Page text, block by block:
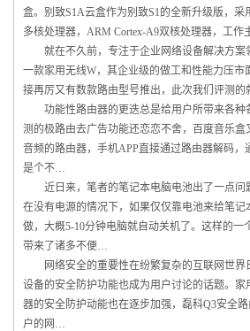
盒。别致S1A云盒作为别致S1的全新升级版，
多核处理器，ARM Cortex-A9双核处理器，工作
就在不久前，专注于企业网络设备解决方案
一款家用无线W，其企业级的做工和性能力压市
接再厉又有数款路由型号推出，此次我们评测
功能性路由器的更迭总是给用户所带来各种
测的极路由去广告功能还恋恋不舍，百度音乐
音频的路由器，手机APP直接通过路由器解码，
是个不…
近日来，笔者的笔记本电脑电池出了一点问
在没有电源的情况下，如果仅仅靠电池来给笔记
做，大概5-10分钟电脑就自动关机了。这样的一
带来了诸多不便…
网络安全的重要性在纷繁复杂的互联网世界
设备的安全防护功能也成为用户讨论的话题。家
器的安全防护动能也在逐步加强，磊科Q3安全
户的网…